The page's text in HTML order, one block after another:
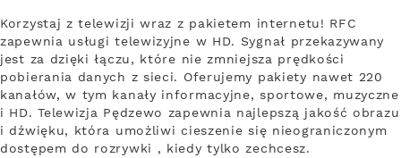
Korzystaj z telewizji wraz z pakietem internetu! RFC
zapewnia usługi telewizyjne w HD. Sygnał przekazywany
jest za dzięki łączu, które nie zmniejsza prędkości
pobierania danych z sieci. Oferujemy pakiety nawet 220
kanałów, w tym kanały informacyjne, sportowe, muzyczne
i HD. Telewizja Pędzewo zapewnia najlepszą jakość obrazu
i dźwięku, która umożliwi cieszenie się nieograniczonym
dostępem do rozrywki , kiedy tylko zechcesz.